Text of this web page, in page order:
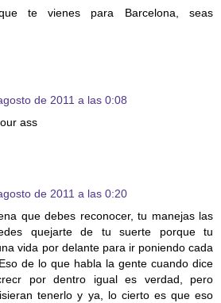
te vienes para Barcelona, seas
de 2011 a las 0:08
ass
de 2011 a las 0:20
que debes reconocer, tu manejas las
quejarte de tu suerte porque tu
vida por delante para ir poniendo cada
de lo que habla la gente cuando dice
por dentro igual es verdad, pero
tenerlo y ya, lo cierto es que eso